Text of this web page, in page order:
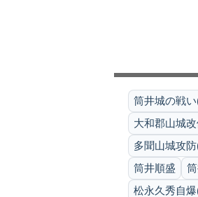
筒井城の戦い
大和郡山城
多聞山城攻
筒井順盛
松永久秀自爆